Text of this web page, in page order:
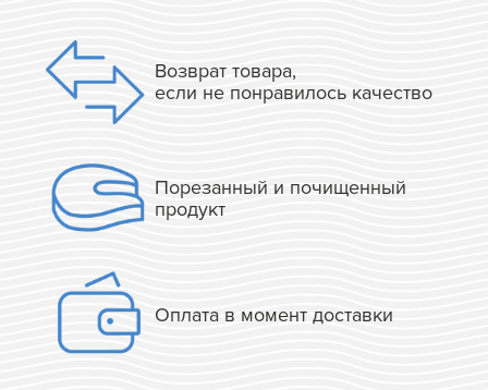
Возврат товара,
если не понравилось качество
Порезанный и почищенный
продукт
Оплата в момент доставки